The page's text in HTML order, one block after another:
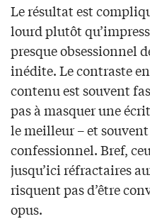
Le résultat est
lourd plutôt
presque obsessionnel
inédite. Le contraste
contenu est souvent
pas à masquer une
le meilleur – et
confessionnel. Bref,
jusqu’ici réfractaires
risquent pas d’être
opus.